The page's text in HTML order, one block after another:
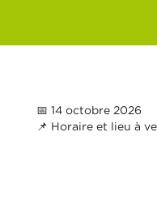
📅 14 octobre 2026
📌 Horaire et lieu à